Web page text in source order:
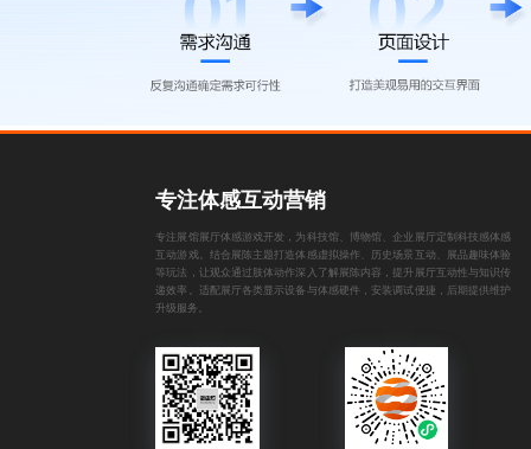
专注体感互动营销
专注展馆展厅体感游戏开发，为科技馆、博物馆、企业展厅定制科技感体感
互动游戏。结合展陈主题打造体感虚拟操作、历史场景互动、展品趣味体验
等玩法，让观众通过肢体动作深入了解展陈内容，提升展厅互动性与知识传
递效率。适配展厅各类显示设备与体感硬件，安装调试便捷，后期提供维护
升级服务。